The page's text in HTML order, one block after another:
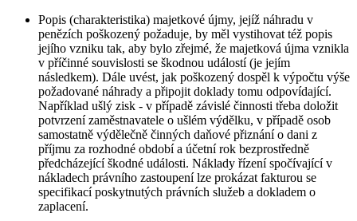
Popis (charakteristika) majetkové újmy, jejíž náhradu v
penězích poškozený požaduje, by měl vystihovat též popis
jejího vzniku tak, aby bylo zřejmé, že majetková újma vznikla
v příčinné souvislosti se škodnou událostí (je jejím
následkem). Dále uvést, jak poškozený dospěl k výpočtu výše
požadované náhrady a připojit doklady tomu odpovídající.
Například ušlý zisk - v případě závislé činnosti třeba doložit
potvrzení zaměstnavatele o ušlém výdělku, v případě osob
samostatně výdělečně činných daňové přiznání o dani z
příjmu za rozhodné období a účetní rok bezprostředně
předcházející škodné události. Náklady řízení spočívající v
nákladech právního zastoupení lze prokázat fakturou se
specifikací poskytnutých právních služeb a dokladem o
zaplacení.